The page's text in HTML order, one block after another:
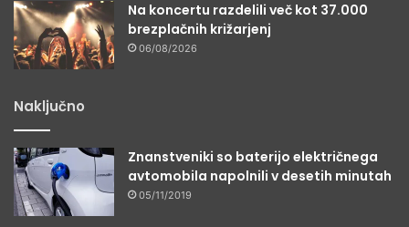
Na koncertu razdelili več kot 37.000
brezplačnih križarjenj
06/08/2026
Naključno
Znanstveniki so baterijo električnega
avtomobila napolnili v desetih minutah
05/11/2019